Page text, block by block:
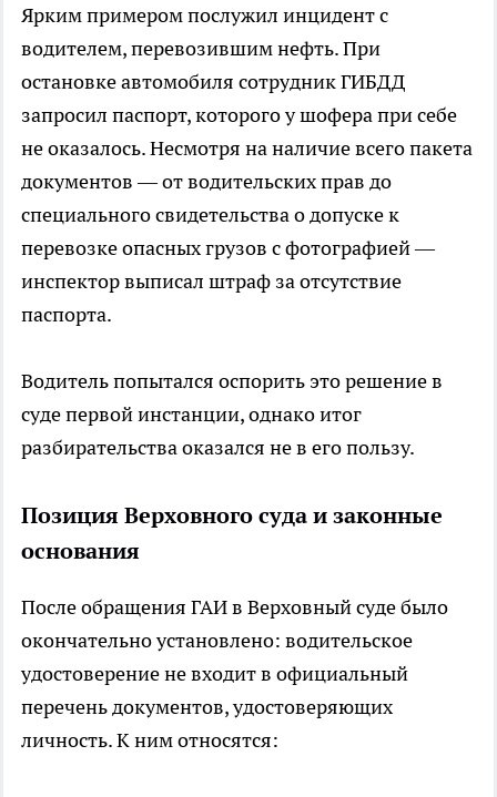
Ярким примером послужил инцидент с
водителем, перевозившим нефть. При
остановке автомобиля сотрудник ГИБДД
запросил паспорт, которого у шофера при себе
не оказалось. Несмотря на наличие всего пакета
документов — от водительских прав до
специального свидетельства о допуске к
перевозке опасных грузов с фотографией —
инспектор выписал штраф за отсутствие
паспорта.
Водитель попытался оспорить это решение в
суде первой инстанции, однако итог
разбирательства оказался не в его пользу.
Позиция Верховного суда и законные
основания
После обращения ГАИ в Верховный суде было
окончательно установлено: водительское
удостоверение не входит в официальный
перечень документов, удостоверяющих
личность. К ним относятся: